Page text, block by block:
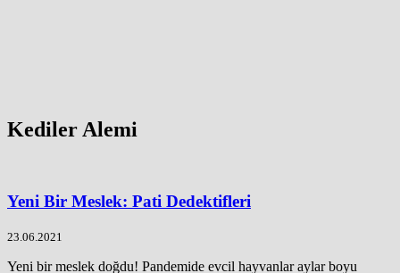
Kediler Alemi
Yeni Bir Meslek: Pati Dedektifleri
23.06.2021
Yeni bir meslek doğdu! Pandemide evcil hayvanlar aylar boyu